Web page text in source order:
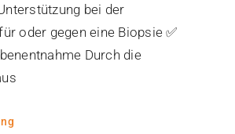
bei der
oder gegen eine Biopsie ✅
Durch die